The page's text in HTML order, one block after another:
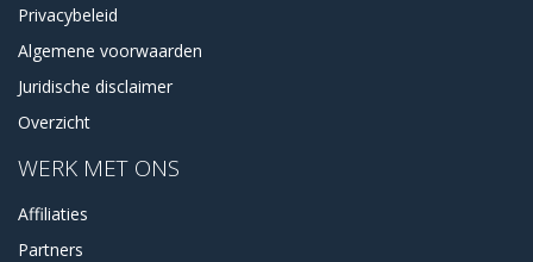
Privacybeleid
Algemene voorwaarden
Juridische disclaimer
Overzicht
WERK MET ONS
Affiliaties
Partners